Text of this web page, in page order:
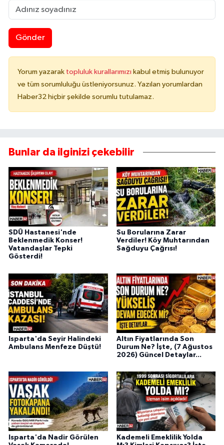
Gönder
Yorum yazarak topluluk kurallarımızı kabul etmiş bulunuyor
ve tüm sorumluluğu üstleniyorsunuz. Yazılan yorumlardan
Haber32 hiçbir şekilde sorumlu tutulamaz.
Bunlar da ilginizi çekebilir
SDÜ Hastanesi'nde
Beklenmedik Konser!
Vatandaşlar Tepki
Gösterdi!
Su Borularına Zarar
Verdiler! Köy Muhtarından
Sağduyu Çağrısı!
Isparta'da Seyir Halindeki
Ambulans Menfeze Düştü!
Altın Fiyatlarında Son
Durum Ne? İşte, (7 Ağustos
2026) Güncel Detaylar...
Isparta'da Nadir Görülen
Kademeli Emeklilik Yolda